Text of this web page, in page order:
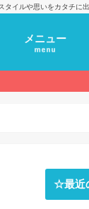
タイルや思いをカタチに
メニュー
menu
☆最近